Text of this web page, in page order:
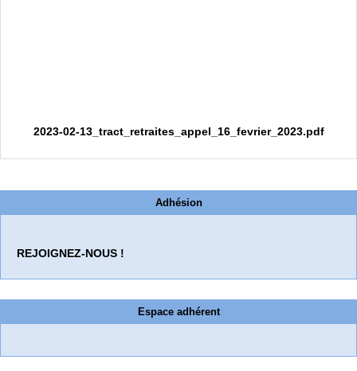
2023-02-13_tract_retraites_appel_16_fevrier_2023.pdf
Adhésion
REJOIGNEZ-NOUS !
Espace adhérent